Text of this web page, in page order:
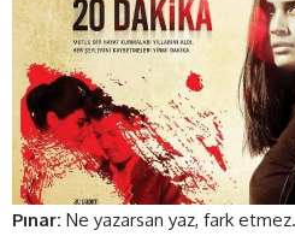
Pınar: Ne yazarsan yaz, fark